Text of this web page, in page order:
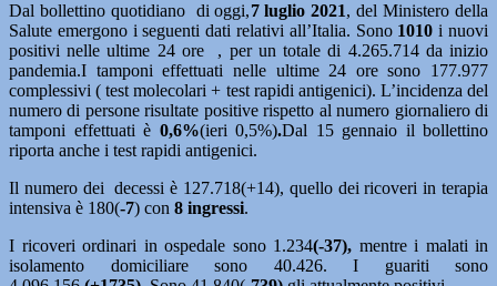
Dal bollettino quotidiano di oggi,7 luglio 2021, del Ministero della
Salute emergono i seguenti dati relativi all’Italia. Sono 1010 i nuovi
positivi nelle ultime 24 ore , per un totale di 4.265.714 da inizio
pandemia.I tamponi effettuati nelle ultime 24 ore sono 177.977
complessivi ( test molecolari + test rapidi antigenici). L’incidenza del
numero di persone risultate positive rispetto al numero giornaliero di
tamponi effettuati è 0,6%(ieri 0,5%).Dal 15 gennaio il bollettino
riporta anche i test rapidi antigenici.
Il numero dei decessi è 127.718(+14), quello dei ricoveri in terapia
intensiva è 180(-7) con 8 ingressi.
I ricoveri ordinari in ospedale sono 1.234(-37), mentre i malati in
isolamento domiciliare sono 40.426. I guariti sono